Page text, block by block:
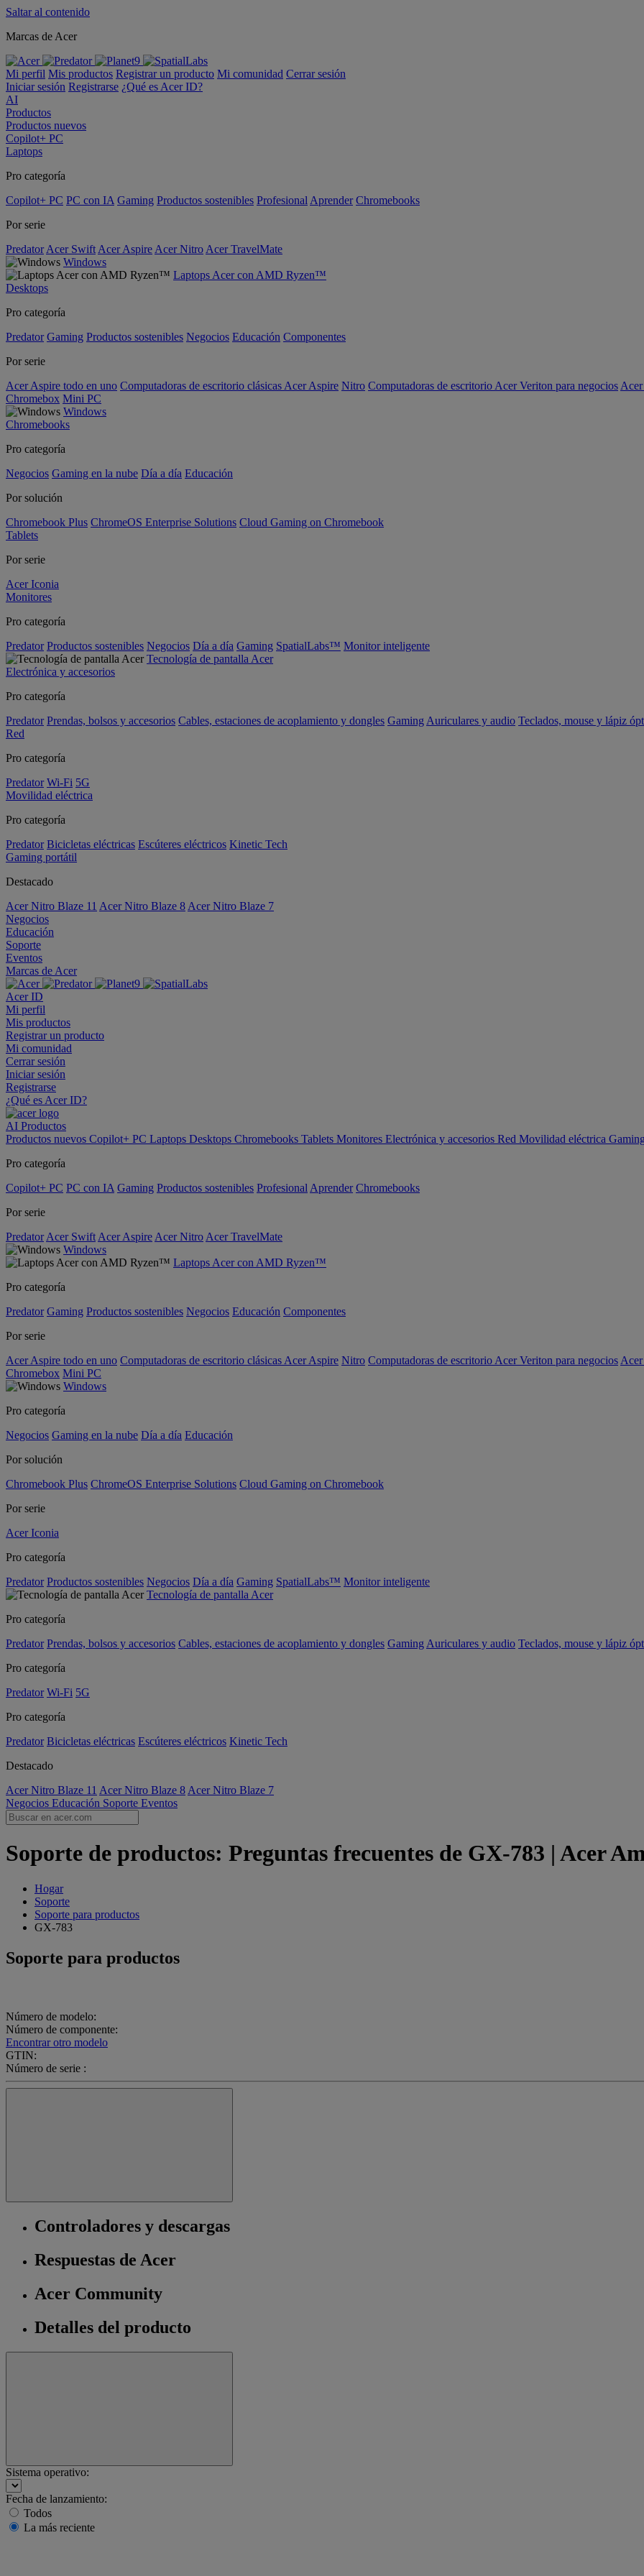
Saltar al contenido
Marcas de Acer
Mi perfil Mis productos Registrar un producto Mi comunidad Cerrar sesión
Iniciar sesión Registrarse ¿Qué es Acer ID?
AI
Productos
Productos nuevos
Copilot+ PC
Laptops
Pro categoría
Copilot+ PC PC con IA Gaming Productos sostenibles Profesional Aprender Chromebooks
Por serie
Predator Acer Swift Acer Aspire Acer Nitro Acer TravelMate
Windows
Laptops Acer con AMD Ryzen™
Desktops
Pro categoría
Predator Gaming Productos sostenibles Negocios Educación Componentes
Por serie
Acer Aspire todo en uno Computadoras de escritorio clásicas Acer Aspire Nitro Computadoras de escritorio Acer Veriton para negocios
Chromebox Mini PC
Windows
Chromebooks
Pro categoría
Negocios Gaming en la nube Día a día Educación
Por solución
Chromebook Plus ChromeOS Enterprise Solutions Cloud Gaming on Chromebook
Tablets
Por serie
Acer Iconia
Monitores
Pro categoría
Predator Productos sostenibles Negocios Día a día Gaming SpatialLabs™ Monitor inteligente
Tecnología de pantalla Acer
Electrónica y accesorios
Pro categoría
Predator Prendas, bolsos y accesorios Cables, estaciones de acoplamiento y dongles Gaming Auriculares y audio Teclados, mouse y lápiz
Red
Pro categoría
Predator Wi-Fi 5G
Movilidad eléctrica
Pro categoría
Predator Bicicletas eléctricas Escúteres eléctricos Kinetic Tech
Gaming portátil
Destacado
Acer Nitro Blaze 11 Acer Nitro Blaze 8 Acer Nitro Blaze 7
Negocios
Educación
Soporte
Eventos
Marcas de Acer
Acer ID
Mi perfil
Mis productos
Registrar un producto
Mi comunidad
Cerrar sesión
Iniciar sesión
Registrarse
¿Qué es Acer ID?
AI Productos
Productos nuevos Copilot+ PC Laptops Desktops Chromebooks Tablets Monitores Electrónica y accesorios Red Movilidad eléctrica
Pro categoría
Copilot+ PC PC con IA Gaming Productos sostenibles Profesional Aprender Chromebooks
Por serie
Predator Acer Swift Acer Aspire Acer Nitro Acer TravelMate
Windows
Laptops Acer con AMD Ryzen™
Pro categoría
Predator Gaming Productos sostenibles Negocios Educación Componentes
Por serie
Acer Aspire todo en uno Computadoras de escritorio clásicas Acer Aspire Nitro Computadoras de escritorio Acer Veriton para negocios
Chromebox Mini PC
Windows
Pro categoría
Negocios Gaming en la nube Día a día Educación
Por solución
Chromebook Plus ChromeOS Enterprise Solutions Cloud Gaming on Chromebook
Por serie
Acer Iconia
Pro categoría
Predator Productos sostenibles Negocios Día a día Gaming SpatialLabs™ Monitor inteligente
Tecnología de pantalla Acer
Pro categoría
Predator Prendas, bolsos y accesorios Cables, estaciones de acoplamiento y dongles Gaming Auriculares y audio Teclados, mouse y lápiz
Pro categoría
Predator Wi-Fi 5G
Pro categoría
Predator Bicicletas eléctricas Escúteres eléctricos Kinetic Tech
Destacado
Acer Nitro Blaze 11 Acer Nitro Blaze 8 Acer Nitro Blaze 7
Negocios Educación Soporte Eventos
Soporte de productos: Preguntas frecuentes de GX-783 | Acer
Hogar
Soporte
Soporte para productos
GX-783
Soporte para productos
Número de modelo:
Número de componente:
Encontrar otro modelo
GTIN:
Número de serie :
Controladores y descargas
Respuestas de Acer
Acer Community
Detalles del producto
Sistema operativo:
Fecha de lanzamiento:
Todos
La más reciente